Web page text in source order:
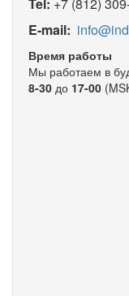
E-mail:
Время работы
Мы работаем в
8-30 до 17-00